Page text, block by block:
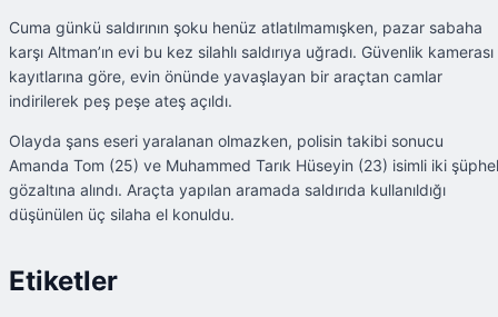
Cuma günkü saldırının şoku henüz atlatılmamışken, pazar sabaha
karşı Altman’ın evi bu kez silahlı saldırıya uğradı. Güvenlik kamerası
kayıtlarına göre, evin önünde yavaşlayan bir araçtan camlar
indirilerek peş peşe ateş açıldı.
Olayda şans eseri yaralanan olmazken, polisin takibi sonucu
Amanda Tom (25) ve Muhammed Tarık Hüseyin (23) isimli iki
gözaltına alındı. Araçta yapılan aramada saldırıda kullanıldığı
düşünülen üç silaha el konuldu.
Etiketler